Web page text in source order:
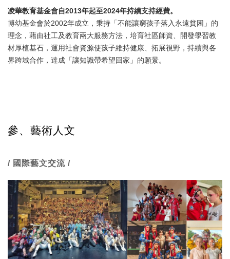
凌華教育基金會自2013年起至2024年持續支持經費。
博幼基金會於2002年成立，秉持「不能讓窮孩子落入永遠貧困」的
理念，藉由社工及教育兩大服務方法，培育社區師資、開發學習教
材厚植基石，運用社會資源使孩子維持健康、拓展視野，持續與各
界跨域合作，達成「讓知識帶希望回家」的願景。
參、藝術人文
/ 國際藝文交流 /